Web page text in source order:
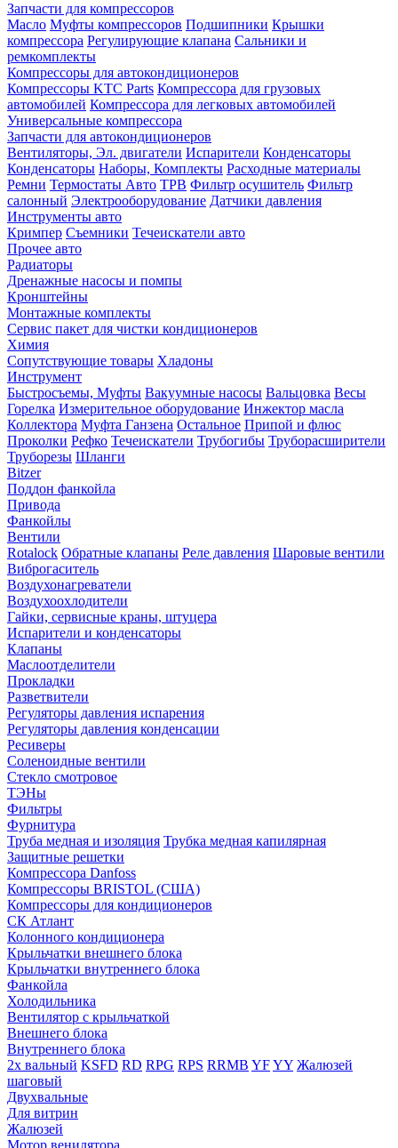
Запчасти для компрессоров
Масло Муфты компрессоров Подшипники Крышки
компрессора Регулирующие клапана Сальники и
ремкомплекты
Компрессоры для автокондиционеров
Компрессоры KTC Parts Компрессора для грузовых
автомобилей Компрессора для легковых автомобилей
Универсальные компрессора
Запчасти для автокондиционеров
Вентиляторы, Эл. двигатели Испарители Конденсаторы
Конденсаторы Наборы, Комплекты Расходные материалы
Ремни Термостаты Авто ТРВ Фильтр осушитель Фильтр
салонный Электрооборудование Датчики давления
Инструменты авто
Кримпер Съемники Течеискатели авто
Прочее авто
Радиаторы
Дренажные насосы и помпы
Кронштейны
Монтажные комплекты
Сервис пакет для чистки кондиционеров
Химия
Сопутствующие товары Хладоны
Инструмент
Быстросъемы, Муфты Вакуумные насосы Вальцовка Весы
Горелка Измерительное оборудование Инжектор масла
Коллектора Муфта Ганзена Остальное Припой и флюс
Проколки Рефко Течеискатели Трубогибы Труборасширители
Труборезы Шланги
Bitzer
Поддон фанкойла
Привода
Фанкойлы
Вентили
Rotalock Обратные клапаны Реле давления Шаровые вентили
Виброгаситель
Воздухонагреватели
Воздухоохлодители
Гайки, сервисные краны, штуцера
Испарители и конденсаторы
Клапаны
Маслоотделители
Прокладки
Разветвители
Регуляторы давления испарения
Регуляторы давления конденсации
Ресиверы
Соленоидные вентили
Стекло смотровое
ТЭНы
Фильтры
Фурнитура
Труба медная и изоляция Трубка медная капилярная
Защитные решетки
Компрессора Danfoss
Компрессоры BRISTOL (США)
Компрессоры для кондиционеров
СК Атлант
Колонного кондиционера
Крыльчатки внешнего блока
Крыльчатки внутреннего блока
Фанкойла
Холодильника
Вентилятор с крыльчаткой
Внешнего блока
Внутреннего блока
2х вальный KSFD RD RPG RPS RRMB YFYY Жалюзей
шаговый
Двухвальные
Для витрин
Жалюзей
Мотор венилятора